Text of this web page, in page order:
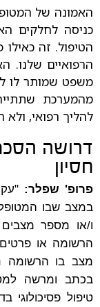
האמונה של
כניסה לחלקים
הטיפול. זה
הרפואיים
משפט שמותר לו
מהמערכת
להליך רפואי, ולא
דרושה
חסיון
פרופ' שפלר:
במצב שבו
ו/או מספר
הרשומה או
מצב בו הרשומה
בכתב ומרשה
טיפול